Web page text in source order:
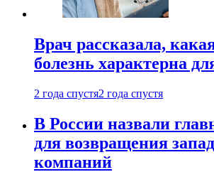
Врач рассказала,
болезнь характерна
2 года спустя2 года спустя
В России назвали
для возвращения
компаний